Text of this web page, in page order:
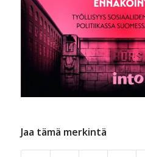
Jaa tämä merkintä